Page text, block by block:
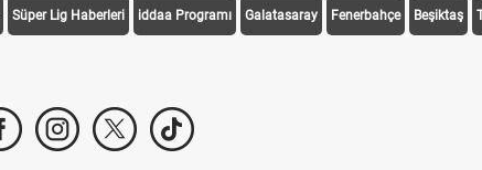
Süper Lig Haberleri iddaa Programı Galatasaray Fenerbahçe Beşiktaş